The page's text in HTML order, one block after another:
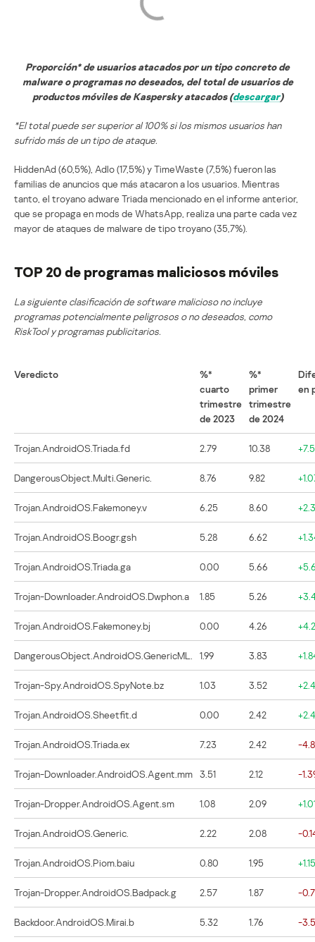
Proporción* de usuarios atacados por un tipo concreto de
malware o programas no deseados, del total de usuarios de
productos móviles de Kaspersky atacados (descargar)
*El total puede ser superior al 100% si los mismos usuarios han
sufrido más de un tipo de ataque.
HiddenAd (60,5%), Adlo (17,5%) y TimeWaste (7,5%) fueron las
familias de anuncios que más atacaron a los usuarios. Mientras
tanto, el troyano adware Triada mencionado en el informe anterior,
que se propaga en mods de WhatsApp, realiza una parte cada vez
mayor de ataques de malware de tipo troyano (35,7%).
TOP 20 de programas maliciosos móviles
La siguiente clasificación de software malicioso no incluye
programas potencialmente peligrosos o no deseados, como
RiskTool y programas publicitarios.
Veredicto
%*
cuarto
trimestre
de 2023
%*
primer
trimestre
de 2024
en
Trojan.AndroidOS.Triada.fd 2.79 10.38
DangerousObject.Multi.Generic. 8.76 9.82
Trojan.AndroidOS.Fakemoney.v 6.25 8.60
Trojan.AndroidOS.Boogr.gsh 5.28 6.62
Trojan.AndroidOS.Triada.ga 0.00 5.66
Trojan-Downloader.AndroidOS.Dwphon.a 1.85 5.26
Trojan.AndroidOS.Fakemoney.bj 0.00 4.26
DangerousObject.AndroidOS.GenericML. 1.99 3.83
Trojan-Spy.AndroidOS.SpyNote.bz 1.03 3.52
Trojan.AndroidOS.Sheetfit.d 0.00 2.42
Trojan.AndroidOS.Triada.ex 7.23 2.42 -
Trojan-Downloader.AndroidOS.Agent.mm 3.51 2.12 -
Trojan-Dropper.AndroidOS.Agent.sm 1.08 2.09
Trojan.AndroidOS.Generic. 2.22 2.08 -
Trojan.AndroidOS.Piom.baiu 0.80 1.95 +1.15
Trojan-Dropper.AndroidOS.Badpack.g 2.57 1.87 -
Backdoor.AndroidOS.Mirai.b 5.32 1.76 -